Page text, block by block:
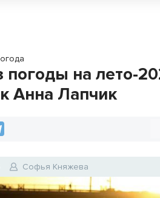
погоды на лето-
Анна Лапчик
Софья Княжева